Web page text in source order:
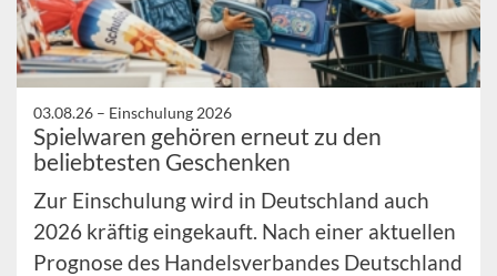
03.08.26 – Einschulung 2026
Spielwaren gehören erneut zu den
beliebtesten Geschenken
Zur Einschulung wird in Deutschland auch
2026 kräftig eingekauft. Nach einer aktuellen
Prognose des Handelsverbandes Deutschland